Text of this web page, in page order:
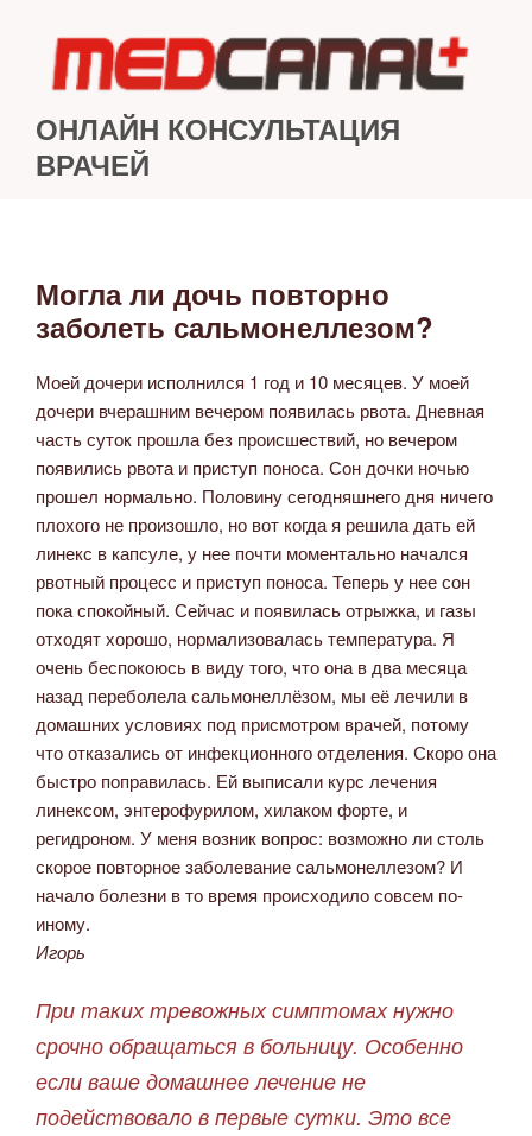
содержимому
ОНЛАЙН КОНСУЛЬТАЦИЯ
ВРАЧЕЙ
ОПУБЛИКОВАНО
Могла ли дочь повторно
заболеть сальмонеллезом?
Моей дочери исполнился 1 год и 10 месяцев. У моей
дочери вчерашним вечером появилась рвота. Дневная
часть суток прошла без происшествий, но вечером
появились рвота и приступ поноса. Сон дочки ночью
прошел нормально. Половину сегодняшнего дня ничего
плохого не произошло, но вот когда я решила дать ей
линекс в капсуле, у нее почти моментально начался
рвотный процесс и приступ поноса. Теперь у нее сон
пока спокойный. Сейчас и появилась отрыжка, и газы
отходят хорошо, нормализовалась температура. Я
очень беспокоюсь в виду того, что она в два месяца
назад переболела сальмонеллёзом, мы её лечили в
домашних условиях под присмотром врачей, потому
что отказались от инфекционного отделения. Скоро она
быстро поправилась. Ей выписали курс лечения
линексом, энтерофурилом, хилаком форте, и
регидроном. У меня возник вопрос: возможно ли столь
скорое повторное заболевание сальмонеллезом? И
начало болезни в то время происходило совсем по-
иному.
Игорь
При таких тревожных симптомах нужно
срочно обращаться в больницу. Особенно
если ваше домашнее лечение не
подействовало в первые сутки. Это все